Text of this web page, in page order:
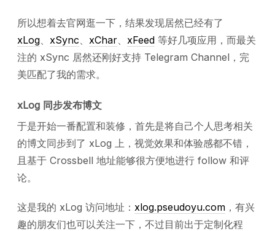
所以想着去官网逛一下，结果发现居然已经有了
xLog
xSync xChar xFeed 等好几项应用，而最关
注的 xSync 居然还刚好支持 Telegram Channel，完
美匹配了我的需求。
xLog 同步发布博文
于是开始一番配置和装修，首先是将自己个人思考相关
的博文同步到了 xLog 上，视觉效果和体验感都不错，
且基于 Crossbell 地址能够很方便地进行 follow 和评
论。
这是我的 xLog 访问地址： xlog.pseudoyu.com ，有兴
趣的朋友们也可以关注一下，不过目前出于定制化程